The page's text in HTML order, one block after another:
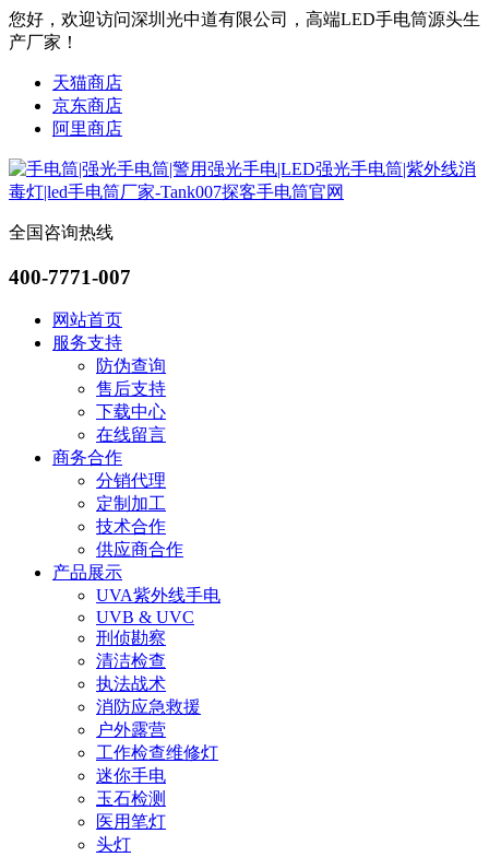
您好，欢迎访问深圳光中道有限公司，高端LED手电筒源头生
产厂家！
天猫商店
京东商店
阿里商店
全国咨询热线
400-7771-007
网站首页
服务支持
防伪查询
售后支持
下载中心
在线留言
商务合作
分销代理
定制加工
技术合作
供应商合作
产品展示
UVA紫外线手电
UVB & UVC
刑侦勘察
清洁检查
执法战术
消防应急救援
户外露营
工作检查维修灯
迷你手电
玉石检测
医用笔灯
头灯